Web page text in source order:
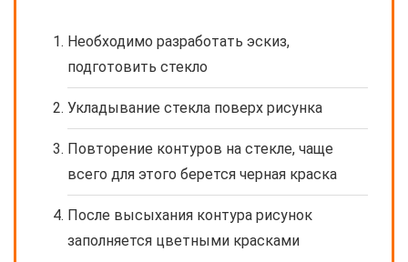
Необходимо разработать эскиз,
подготовить стекло
Укладывание стекла поверх рисунка
Повторение контуров на стекле, чаще
всего для этого берется черная краска
После высыхания контура рисунок
заполняется цветными красками